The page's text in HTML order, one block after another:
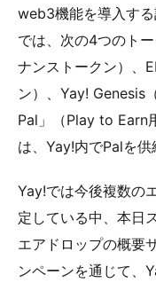
web3機能を導入す
では、次の4つのト
ナンストークン）、
ン）、Yay! Genesis
Pal」（Play to Earn
は、Yay!内でPalを供
Yay!では今後複数の
定している中、本日
エアドロップの概要
ンペーンを通じて、